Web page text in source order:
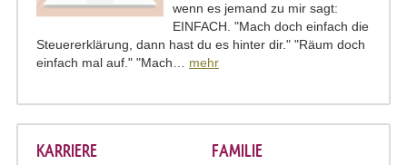
wenn es jemand zu mir sagt:
EINFACH. "Mach doch einfach die
Steuererklärung, dann hast du es hinter dir." "Räum doch
einfach mal auf." "Mach… mehr
KARRIERE FAMILIE